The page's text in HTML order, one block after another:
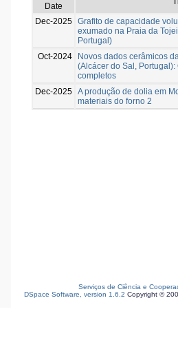
Date
Dec-2025 Grafito de capacidade
exumado na Praia da
Portugal)
Oct-2024
Novos dados cerâmicos
(Alcácer do Sal,
completos
Dec-2025 A produção de dolia em
materiais do forno 2
Serviços de Ciência e
DSpace Software, version 1.6.2 Copyright ©